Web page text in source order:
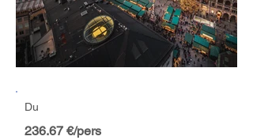
Du
236.67 €/pers